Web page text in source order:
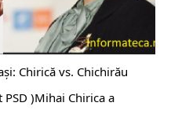
Chirică vs. Chichirău
)Mihai Chirica a